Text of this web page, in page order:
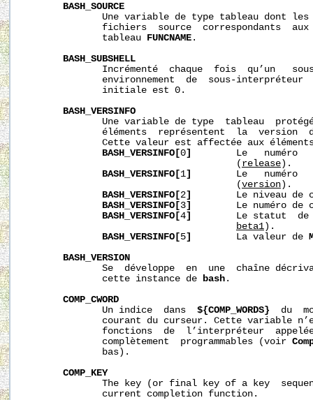
BASH_SOURCE
Une variable de type tableau dont
fichiers  source  correspondants
              tableau
FUNCNAME .
BASH_SUBSHELL
Incrémenté  chaque  fois  qu’un
environnement  de  sous-interpréteur
              initiale est 0.
BASH_VERSINFO
Une variable de type  tableau
éléments  représentent  la  version
Cette valeur est affectée aux
BASH_VERSINFO[0]
Le   numéro
                                      (
release).
BASH_VERSINFO[1]
Le   numéro
                                      (
version).
BASH_VERSINFO[2]
Le niveau de
BASH_VERSINFO[3]
Le numéro de
BASH_VERSINFO[4]
Le statut
beta1).
BASH_VERSINFO[5]
        La valeur de
BASH_VERSION
Se  développe  en  une  chaîne
              cette instance de
bash .
COMP_CWORD
              Un indice  dans
${COMP_WORDS}
du
courant du curseur. Cette variable
fonctions  de  l’interpréteur
              complètement  programmables (voir
              bas).
COMP_KEY
The key (or final key of a key
              current completion function.